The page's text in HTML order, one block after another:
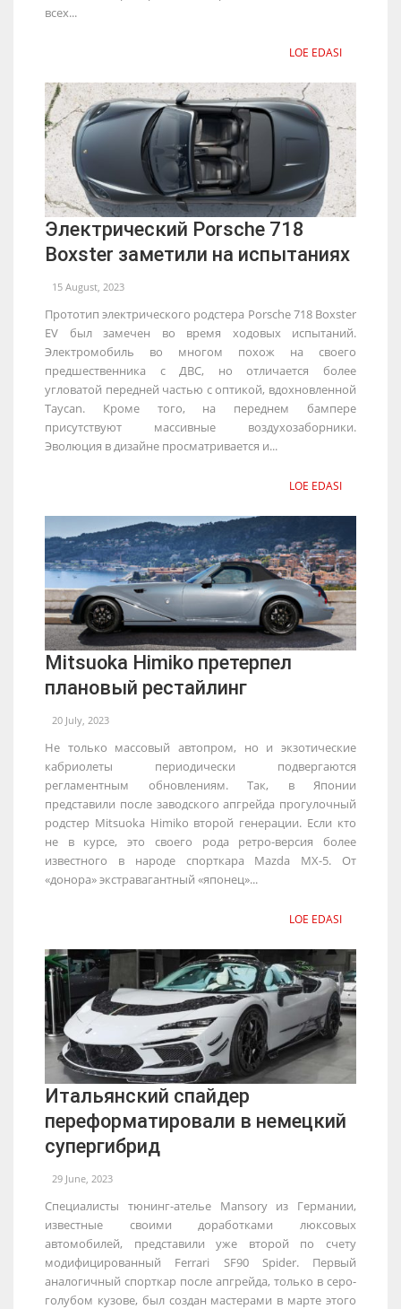
всех...
LOE EDASI
Электрический Porsche 718
Boxster заметили на испытаниях
15 August, 2023
Прототип электрического родстера Porsche 718 Boxster
EV был замечен во время ходовых испытаний.
Электромобиль во многом похож на своего
предшественника с ДВС, но отличается более
угловатой передней частью с оптикой, вдохновленной
Taycan. Кроме того, на переднем бампере
присутствуют массивные воздухозаборники.
Эволюция в дизайне просматривается и...
LOE EDASI
Mitsuoka Himiko претерпел
плановый рестайлинг
20 July, 2023
Не только массовый автопром, но и экзотические
кабриолеты периодически подвергаются
регламентным обновлениям. Так, в Японии
представили после заводского апгрейда прогулочный
родстер Mitsuoka Himiko второй генерации. Если кто
не в курсе, это своего рода ретро-версия более
известного в народе спорткара Mazda MX-5. От
«донора» экстравагантный «японец»...
LOE EDASI
Итальянский спайдер
переформатировали в немецкий
супергибрид
29 June, 2023
Специалисты тюнинг-ателье Mansory из Германии,
известные своими доработками люксовых
автомобилей, представили уже второй по счету
модифицированный Ferrari SF90 Spider. Первый
аналогичный спорткар после апгрейда, только в серо-
голубом кузове, был создан мастерами в марте этого